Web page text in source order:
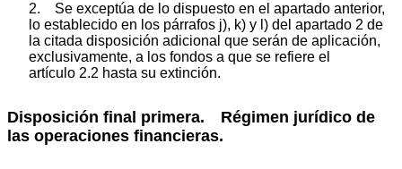
2. Se exceptúa de lo dispuesto en el apartado anterior,
lo establecido en los párrafos j), k) y l) del apartado 2 de
la citada disposición adicional que serán de aplicación,
exclusivamente, a los fondos a que se refiere el
artículo 2.2 hasta su extinción.
Disposición final primera. Régimen jurídico de
las operaciones financieras.